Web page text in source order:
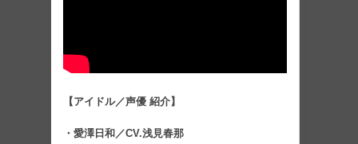
【アイドル／声優 紹介】
・愛澤日和／CV.浅見春那